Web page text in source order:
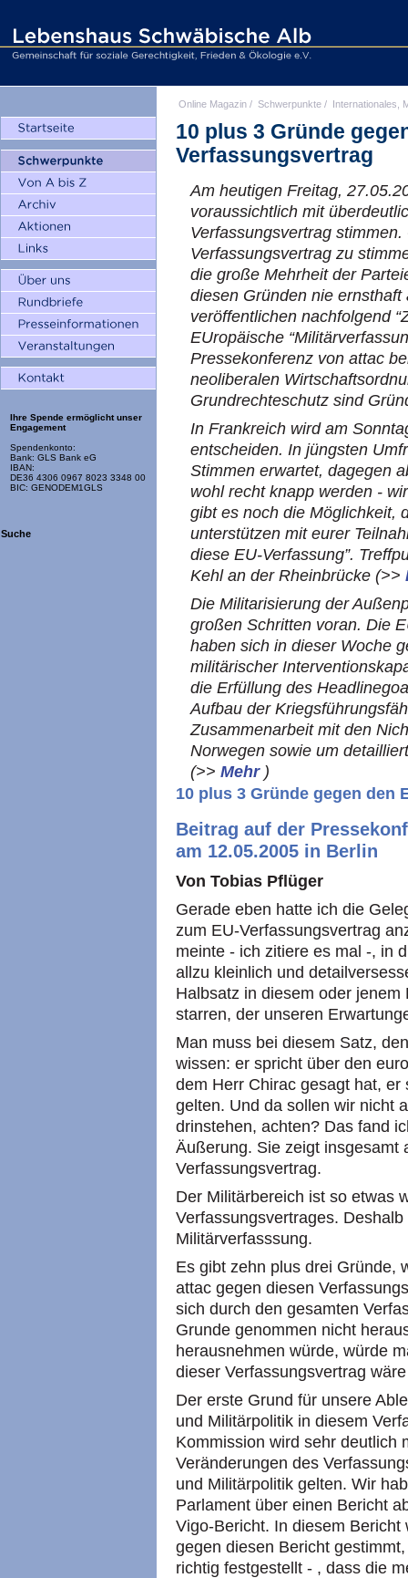
Ihre Spende ermöglicht unser
Engagement
Spendenkonto:
Bank: GLS Bank eG
IBAN:
DE36 4306 0967 8023 3348 00
BIC: GENODEM1GLS
Suche
Online Magazin / Schwerpunkte / Internationales,
10 plus 3 Gründe
Verfassungsvertrag
Am heutigen Freitag,
voraussichtlich mit
Verfassungsvertrag
Verfassungsvertrag zu
die große Mehrheit der
diesen Gründen nie
veröffentlichen nachfolgend
EUropäische
Pressekonferenz von attac
neoliberalen
Grundrechteschutz sind
In Frankreich wird am
entscheiden. In jüngsten
Stimmen erwartet, dagegen
wohl recht knapp werden -
gibt es noch die Möglichkeit,
unterstützen mit eurer
diese EU-Verfassung”.
Kehl an der Rheinbrücke (>>
Die Militarisierung der
großen Schritten voran. Die
haben sich in dieser Woche
militärischer
die Erfüllung des
Aufbau der
Zusammenarbeit mit den
Norwegen sowie um
(>> Mehr )
10 plus 3 Gründe gegen den
Beitrag auf der
am 12.05.2005 in Berlin
Von Tobias Pflüger
Gerade eben hatte ich die
zum EU-Verfassungsvertrag
meinte - ich zitiere es mal -, in
allzu kleinlich und
Halbsatz in diesem oder
starren, der unseren
Man muss bei diesem Satz,
wissen: er spricht über den
dem Herr Chirac gesagt hat,
gelten. Und da sollen wir nicht
drinstehen, achten? Das fand
Äußerung. Sie zeigt insgesamt
Verfassungsvertrag.
Der Militärbereich ist so etwas
Verfassungsvertrages.
Militärverfasssung.
Es gibt zehn plus drei Gründe,
attac gegen diesen
sich durch den gesamten
Grunde genommen nicht
herausnehmen würde, würde
dieser Verfassungsvertrag
Der erste Grund für unsere
und Militärpolitik in diesem
Kommission wird sehr deutlich
Veränderungen des
und Militärpolitik gelten. Wir
Parlament über einen Bericht
Vigo-Bericht. In diesem
gegen diesen Bericht
richtig festgestellt - , dass die